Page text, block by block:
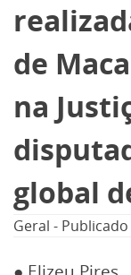
Cidades
Política
Opinião
Informe especial
de
na
global
Geral -